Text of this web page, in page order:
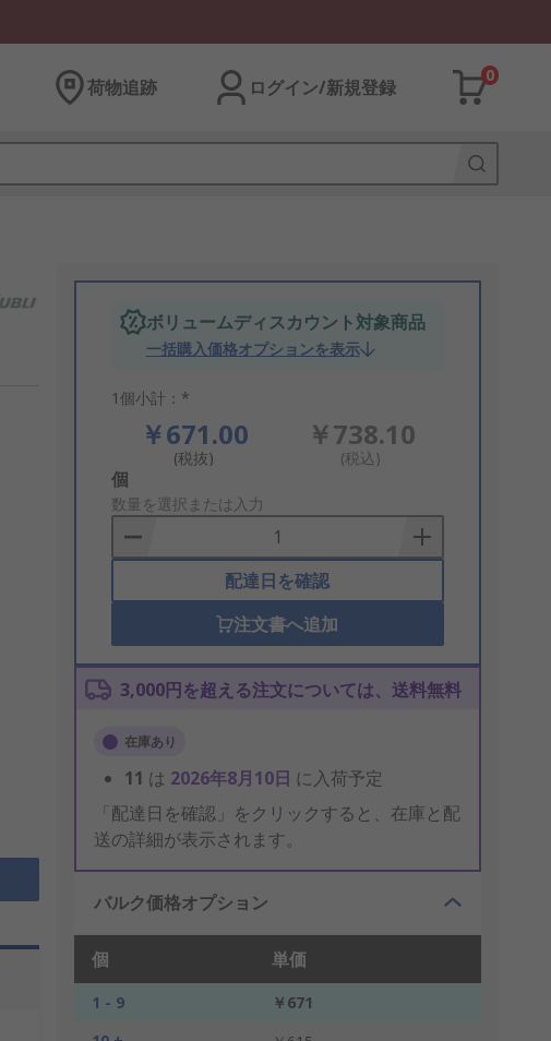
荷物追跡 ログイン/新規登録
0
ボリュームディスカウント対象商品
一括購入価格オプションを表示
1個小計：*
￥671.00
(税抜)
￥738.10
(税込)
Add
to
Basket
個
数量を選択または入力
配達日を確認
注文書へ追加
3,000円を超える注文については、送料無料
在庫あり
11 は 2026年8月10日 に入荷予定
「配達日を確認」をクリックすると、在庫と配
送の詳細が表示されます。
バルク価格オプション
個 単価
1 - 9
￥671